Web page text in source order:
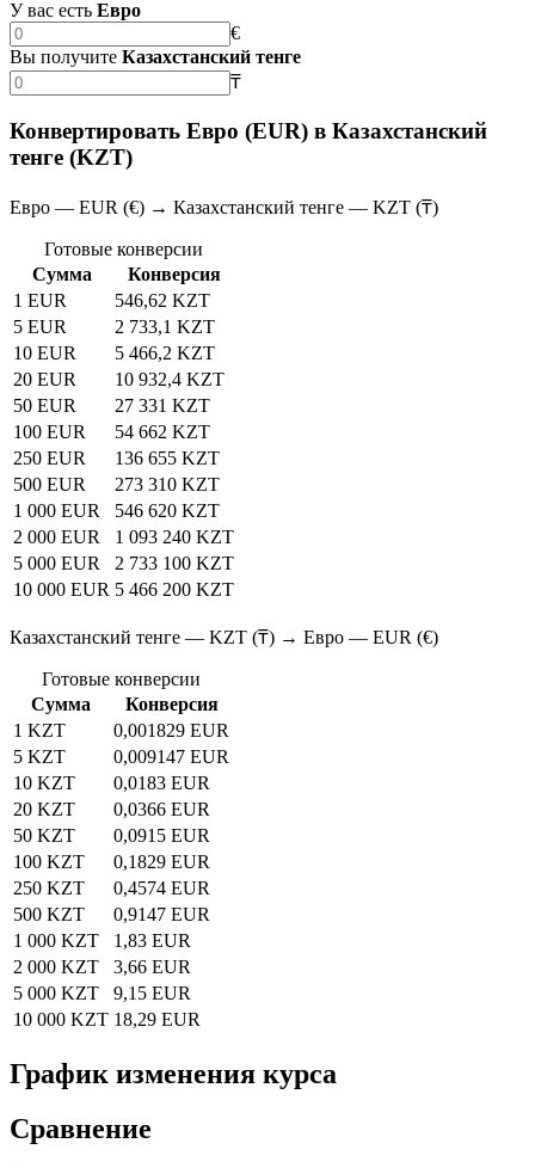
У вас есть Евро
€
Вы получите Казахстанский тенге
₸
Конвертировать Евро (EUR) в Казахстанский
тенге (KZT)
Евро — EUR (€) → Казахстанский тенге — KZT (₸)
Готовые конверсии
Сумма
Конверсия
1 EUR
546,62 KZT
5 EUR
2 733,1 KZT
10 EUR
5 466,2 KZT
20 EUR
10 932,4 KZT
50 EUR
27 331 KZT
100 EUR
54 662 KZT
250 EUR
136 655 KZT
500 EUR
273 310 KZT
1 000 EUR
546 620 KZT
2 000 EUR
1 093 240 KZT
5 000 EUR
2 733 100 KZT
10 000 EUR 5 466 200 KZT
Казахстанский тенге — KZT (₸) → Евро — EUR (€)
Готовые конверсии
Сумма
Конверсия
1 KZT
0,001829 EUR
5 KZT
0,009147 EUR
10 KZT
0,0183 EUR
20 KZT
0,0366 EUR
50 KZT
0,0915 EUR
100 KZT
0,1829 EUR
250 KZT
0,4574 EUR
500 KZT
0,9147 EUR
1 000 KZT
1,83 EUR
2 000 KZT
3,66 EUR
5 000 KZT
9,15 EUR
10 000 KZT 18,29 EUR
График изменения курса
Сравнение